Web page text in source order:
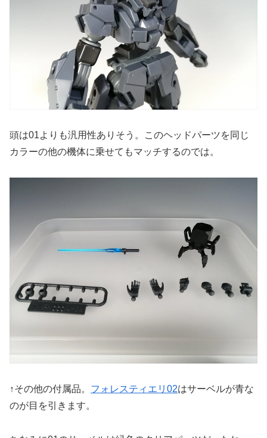
頭は01よりも汎用性ありそう。このヘッドパーツを同じ
カラーの他の機体に乗せてもマッチするのでは。
↑その他の付属品。 フォレスティエリ02はサーベルが青な
のが目を引きます。